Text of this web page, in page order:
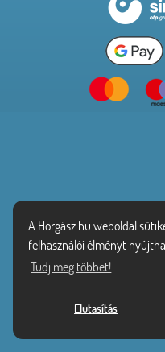
A Horgász.hu weboldal
felhasználói élményt
Tudj meg többet!
Elutasítás